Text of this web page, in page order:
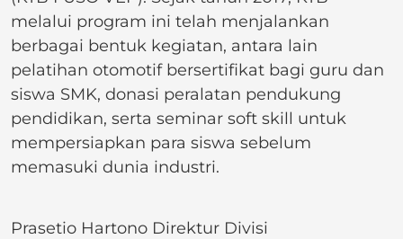
melalui program ini telah menjalankan
berbagai bentuk kegiatan, antara lain
pelatihan otomotif bersertifikat bagi guru dan
siswa SMK, donasi peralatan pendukung
pendidikan, serta seminar soft skill untuk
mempersiapkan para siswa sebelum
memasuki dunia industri.
Prasetio Hartono Direktur Divisi